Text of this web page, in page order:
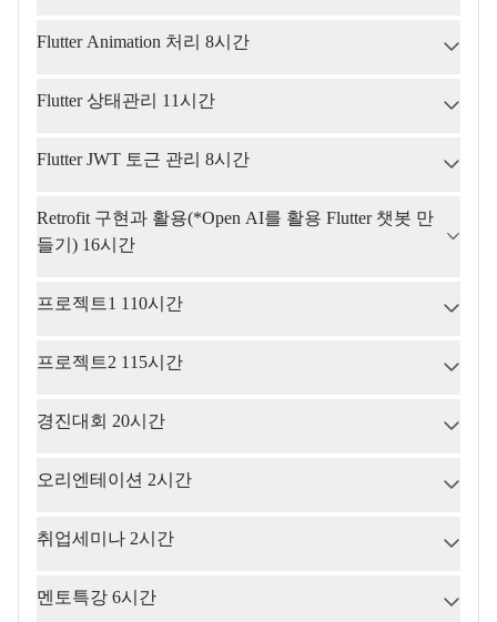
Flutter Animation 처리 8시간
Flutter 상태관리 11시간
Flutter JWT 토근 관리 8시간
Retrofit 구현과 활용(*Open AI를 활용 Flutter 챗봇 만
들기) 16시간
프로젝트1 110시간
프로젝트2 115시간
경진대회 20시간
오리엔테이션 2시간
취업세미나 2시간
멘토특강 6시간